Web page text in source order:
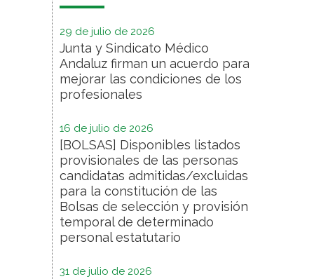
29 de julio de 2026
Junta y Sindicato Médico
Andaluz firman un acuerdo para
mejorar las condiciones de los
profesionales
16 de julio de 2026
[BOLSAS] Disponibles listados
provisionales de las personas
candidatas admitidas/excluidas
para la constitución de las
Bolsas de selección y provisión
temporal de determinado
personal estatutario
31 de julio de 2026